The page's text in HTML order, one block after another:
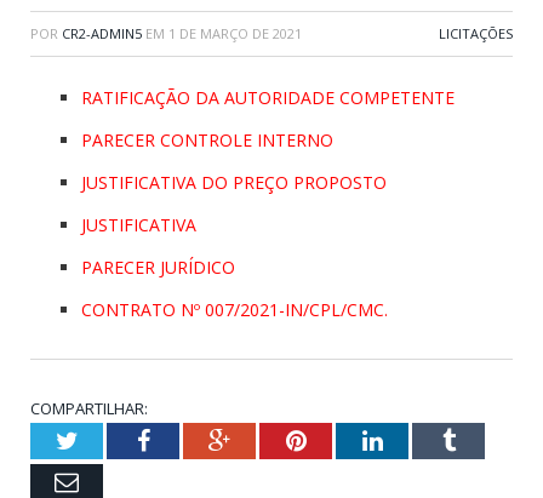
POR CR2-ADMIN5 EM 1 DE MARÇO DE 2021 LICITAÇÕES
RATIFICAÇÃO DA AUTORIDADE COMPETENTE
PARECER CONTROLE INTERNO
JUSTIFICATIVA DO PREÇO PROPOSTO
JUSTIFICATIVA
PARECER JURÍDICO
CONTRATO Nº 007/2021-IN/CPL/CMC.
COMPARTILHAR:
TwitterFacebookGoogle+PinterestLinkedInTumblr
Email